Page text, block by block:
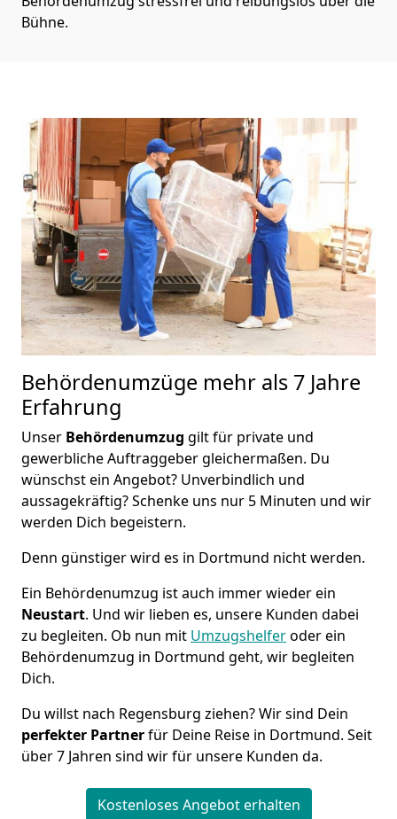
Bühne.
Behördenumzüge mehr als 7 Jahre
Erfahrung
Unser Behördenumzug gilt für private und
gewerbliche Auftraggeber gleichermaßen. Du
wünschst ein Angebot? Unverbindlich und
aussagekräftig? Schenke uns nur 5 Minuten und wir
werden Dich begeistern.
Denn günstiger wird es in Dortmund nicht werden.
Ein Behördenumzug ist auch immer wieder ein
Neustart. Und wir lieben es, unsere Kunden dabei
zu begleiten. Ob nun mit Umzugshelferoder ein
Behördenumzug in Dortmund geht, wir begleiten
Dich.
Du willst nach Regensburg ziehen? Wir sind Dein
perfekter Partnerfür Deine Reise in Dortmund. Seit
über 7 Jahren sind wir für unsere Kunden da.
Kostenloses Angebot erhalten